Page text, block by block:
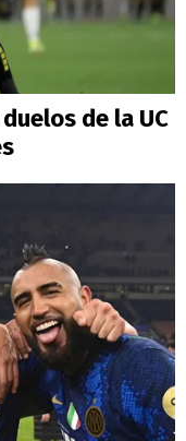
de la UC